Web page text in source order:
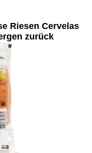
Riesen Cervelas
zurück